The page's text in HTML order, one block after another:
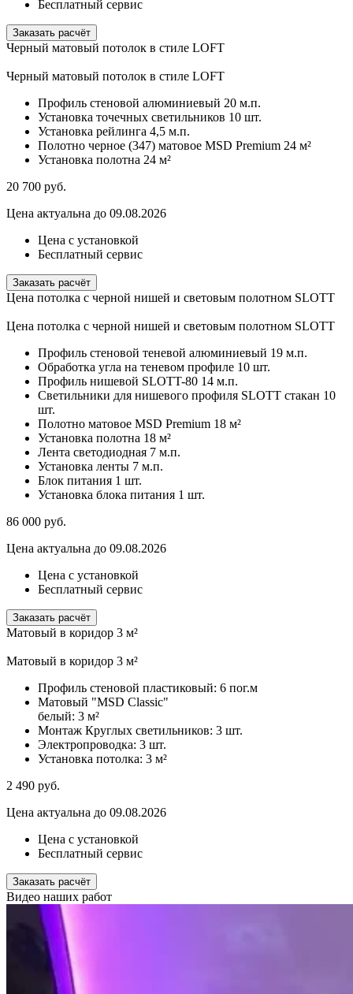
Бесплатный сервис
Заказать расчёт
Черный матовый потолок в стиле LOFT
Черный матовый потолок в стиле LOFT
Профиль стеновой алюминиевый 20 м.п.
Установка точечных светильников 10 шт.
Установка рейлинга 4,5 м.п.
Полотно черное (347) матовое MSD Premium 24 м²
Установка полотна 24 м²
20 700 руб.
Цена актуальна до 09.08.2026
Цена с установкой
Бесплатный сервис
Заказать расчёт
Цена потолка с черной нишей и световым полотном SLOTT
Цена потолка с черной нишей и световым полотном SLOTT
Профиль стеновой теневой алюминиевый 19 м.п.
Обработка угла на теневом профиле 10 шт.
Профиль нишевой SLOTT-80 14 м.п.
Светильники для нишевого профиля SLOTT стакан 10
шт.
Полотно матовое MSD Premium 18 м²
Установка полотна 18 м²
Лента светодиодная 7 м.п.
Установка ленты 7 м.п.
Блок питания 1 шт.
Установка блока питания 1 шт.
86 000 руб.
Цена актуальна до 09.08.2026
Цена с установкой
Бесплатный сервис
Заказать расчёт
Матовый в коридор 3 м²
Матовый в коридор 3 м²
Профиль стеновой пластиковый: 6 пог.м
Матовый "MSD Classic"
белый: 3 м²
Монтаж Круглых светильников: 3 шт.
Электропроводка: 3 шт.
Установка потолка: 3 м²
2 490 руб.
Цена актуальна до 09.08.2026
Цена с установкой
Бесплатный сервис
Заказать расчёт
Видео наших работ